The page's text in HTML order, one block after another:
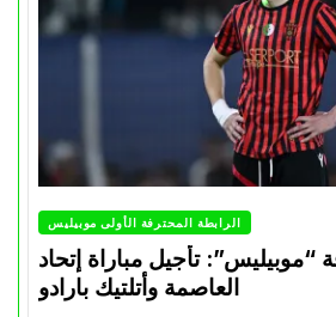
الرابطة المحترفة الأولى موبيليس
“موبيليس”: تأجيل مباراة إتحاد
العاصمة وأتلتيك بارادو